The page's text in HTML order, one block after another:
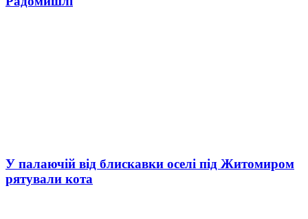
У палаючій від блискавки оселі під Житомиром
рятували кота